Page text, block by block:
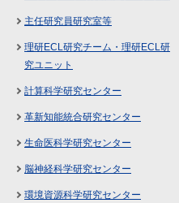
主任研究員研究室等
理研ECL研究チーム・理研ECL研
究ユニット
計算科学研究センター
革新知能統合研究センター
生命医科学研究センター
脳神経科学研究センター
環境資源科学研究センター